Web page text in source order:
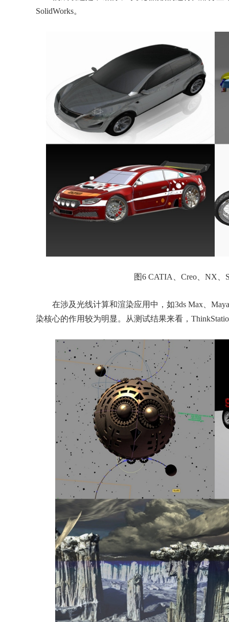
SolidWorks。
图6 CATIA、Creo、NX、
在涉及光线计算和渲染应用中，如3ds Max、Maya
染核心的作用较为明显。从测试结果来看，